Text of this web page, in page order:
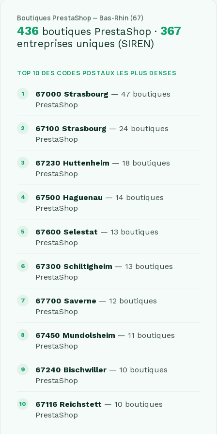
Boutiques PrestaShop — Bas-Rhin (67)
436 boutiques PrestaShop ·367
entreprises uniques (SIREN)
TOP 10 DES CODES POSTAUX LES PLUS DENSES
67000 Strasbourg — 47 boutiques
PrestaShop
67100 Strasbourg — 24 boutiques
PrestaShop
67230 Huttenheim — 18 boutiques
PrestaShop
67500 Haguenau — 14 boutiques
PrestaShop
67600 Selestat — 13 boutiques
PrestaShop
67300 Schiltigheim — 13 boutiques
PrestaShop
67700 Saverne — 12 boutiques
PrestaShop
67450 Mundolsheim — 11 boutiques
PrestaShop
67240 Bischwiller — 10 boutiques
PrestaShop
67116 Reichstett — 10 boutiques
PrestaShop